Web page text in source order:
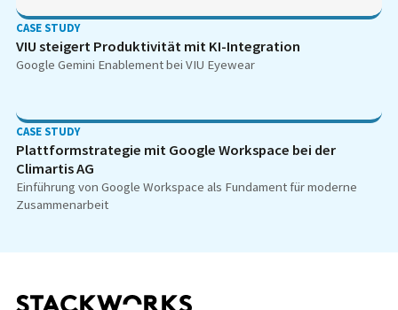
CASE STUDY
VIU steigert Produktivität mit KI-Integration
Google Gemini Enablement bei VIU Eyewear
CASE STUDY
Plattformstrategie mit Google Workspace bei der
Climartis AG
Einführung von Google Workspace als Fundament für moderne
Zusammenarbeit